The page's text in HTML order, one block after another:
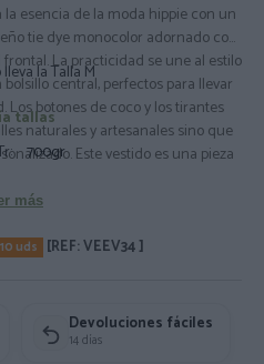
esencia de la moda hippie con un
tie dye monocolor adornado con
La practicidad se une al estilo
central, perfectos para llevar
botones de coco y los tirantes
naturales y artesanales sino que
Este vestido es una pieza
Ideal para festivales, reuniones
100% Algodón
la Talla M
tallas
700gr
más
uds [REF: VEEV34 ]
Devoluciones fáciles
14 días